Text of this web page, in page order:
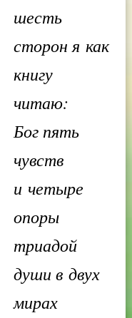
шесть
сторон я как
книгу
читаю:
Бог пять
чувств
и четыре
опоры
триадой
души в двух
мирах